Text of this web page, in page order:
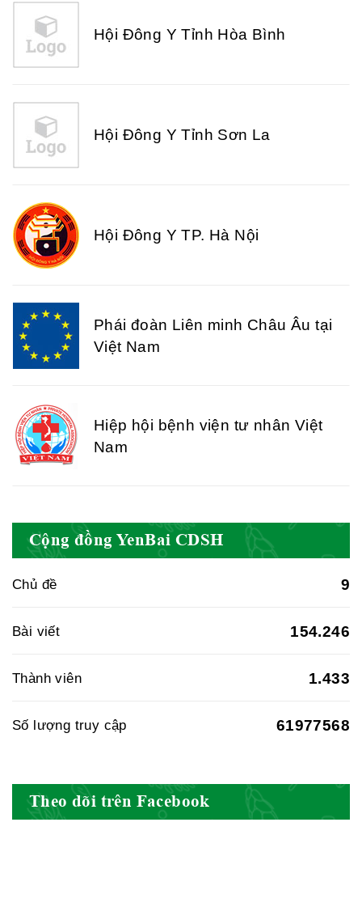
Hội Đông Y Tỉnh Hòa Bình
Hội Đông Y Tỉnh Sơn La
Hội Đông Y TP. Hà Nội
Phái đoàn Liên minh Châu Âu tại
Việt Nam
Hiệp hội bệnh viện tư nhân Việt
Nam
Cục quản lý y dược cổ truyền -
BYT
Hiệp hội doanh nghiệp dược Việt
Hội Đông Y Việt Nam
Cộng đồng YenBai CDSH
Chủ đề 9
Bài viết 154.246
Thành viên 1.433
Số lượng truy cập 61977568
Theo dõi trên Facebook